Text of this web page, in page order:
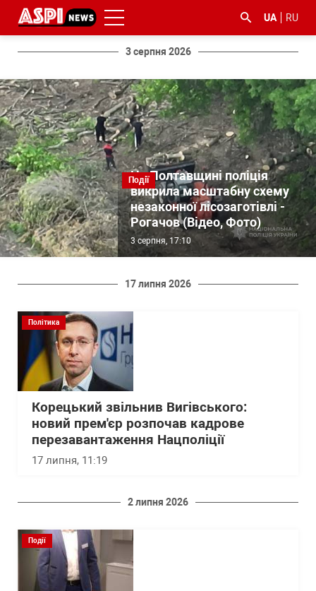
UA RU
3 серпня 2026
Події
На Полтавщині поліція
викрила масштабну схему
незаконної лісозаготівлі -
Рогачов (Відео, Фото)
3 серпня, 17:10
17 липня 2026
Політика
Корецький звільнив Вигівського:
новий прем'єр розпочав кадрове
перезавантаження Нацполіції
17 липня, 11:19
2 липня 2026
Події
#ООС
#боротьба
з
корупцією
#ДФС #Київ #коронавірус